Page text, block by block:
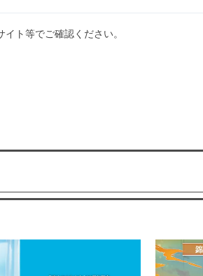
ト等でご確認ください。